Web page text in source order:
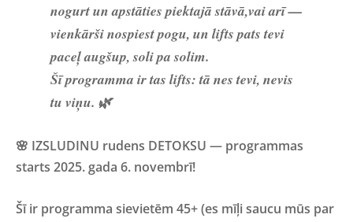
nogurt un apstāties piektajā stāvā,vai arī —
vienkārši nospiest pogu, un lifts pats tevi
paceļ augšup, soli pa solim.
Šī programma ir tas lifts: tā nes tevi, nevis
tu viņu. 🌿
🌸 IZSLUDINU rudens DETOKSU — programmas
starts 2025. gada 6. novembrī!
Šī ir programma sievietēm 45+ (es mīļi saucu mūs par